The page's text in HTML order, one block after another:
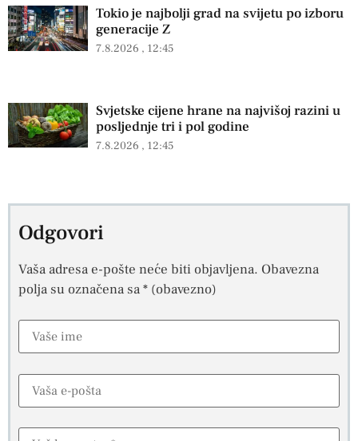
Tokio je najbolji grad na svijetu po izboru
generacije Z
7.8.2026 12:45
Svjetske cijene hrane na najvišoj razini u
posljednje tri i pol godine
7.8.2026 12:45
Odgovori
Vaša adresa e-pošte neće biti objavljena. Obavezna
polja su označena sa* (obavezno)